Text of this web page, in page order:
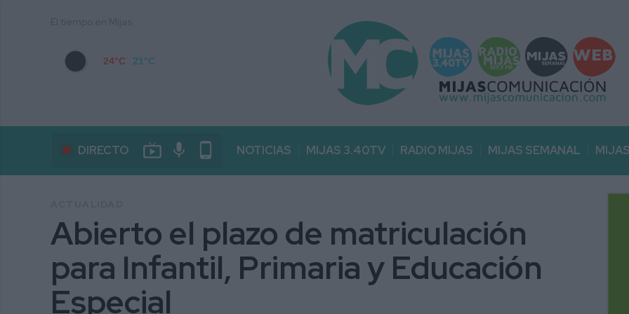
24°C 21°C
DIRECTO live_tv mic phone_android NOTICIAS MIJAS 3.40TV RADIO MIJAS MIJAS SEMANAL
Abierto el plazo de matriculación
para Infantil, Primaria y Educación
Especial